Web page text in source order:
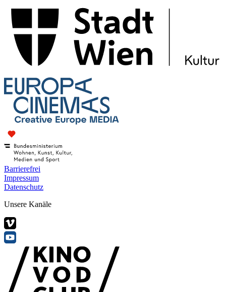
Barrierefrei
Impressum
Datenschutz
Unsere Kanäle